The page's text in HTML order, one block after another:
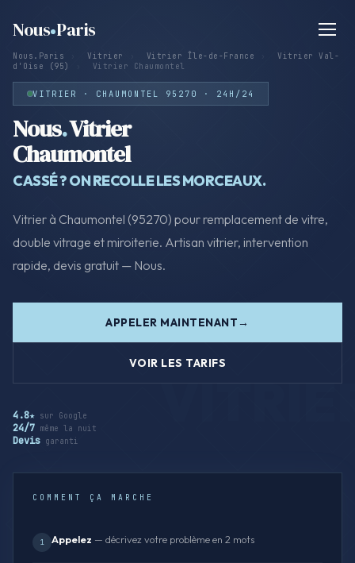
Nous Paris
Nous.Paris Vitrier Vitrier Île-de-France
Vitrier Val-
d'Oise (95)
Vitrier Chaumontel
VITRIER · CHAUMONTEL 95270 · 24H/24
Nous.Vitrier
Chaumontel
CASSÉ ? ON RECOLLE LES MORCEAUX.
Vitrier à Chaumontel (95270) pour remplacement de vitre,
double vitrage et miroiterie. Artisan vitrier, intervention
rapide, devis gratuit — Nous.
APPELER MAINTENANT
VOIR LES TARIFS
4.8★ sur Google
24/7 même la nuit
Devis garanti
COMMENT ÇA MARCHE
1 Appelez — décrivez votre problème en 2 mots